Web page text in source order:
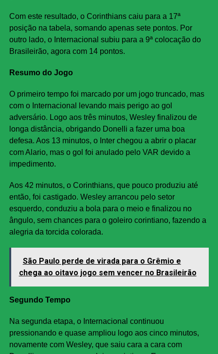
Com este resultado, o Corinthians caiu para a 17ª
posição na tabela, somando apenas sete pontos. Por
outro lado, o Internacional subiu para a 9ª colocação do
Brasileirão, agora com 14 pontos.
Resumo do Jogo
O primeiro tempo foi marcado por um jogo truncado, mas
com o Internacional levando mais perigo ao gol
adversário. Logo aos três minutos, Wesley finalizou de
longa distância, obrigando Donelli a fazer uma boa
defesa. Aos 13 minutos, o Inter chegou a abrir o placar
com Alario, mas o gol foi anulado pelo VAR devido a
impedimento.
Aos 42 minutos, o Corinthians, que pouco produziu até
então, foi castigado. Wesley arrancou pelo setor
esquerdo, conduziu a bola para o meio e finalizou no
ângulo, sem chances para o goleiro corintiano, fazendo a
alegria da torcida colorada.
São Paulo perde de virada para o Grêmio e
chega ao oitavo jogo sem vencer no Brasileirão
Segundo Tempo
Na segunda etapa, o Internacional continuou
pressionando e quase ampliou logo aos cinco minutos,
novamente com Wesley, que saiu cara a cara com